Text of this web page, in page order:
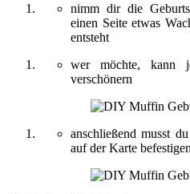
nimm dir die
einen Seite etwas
entsteht
wer möchte, kann
verschönern
anschließend musst
auf der Karte befestigen